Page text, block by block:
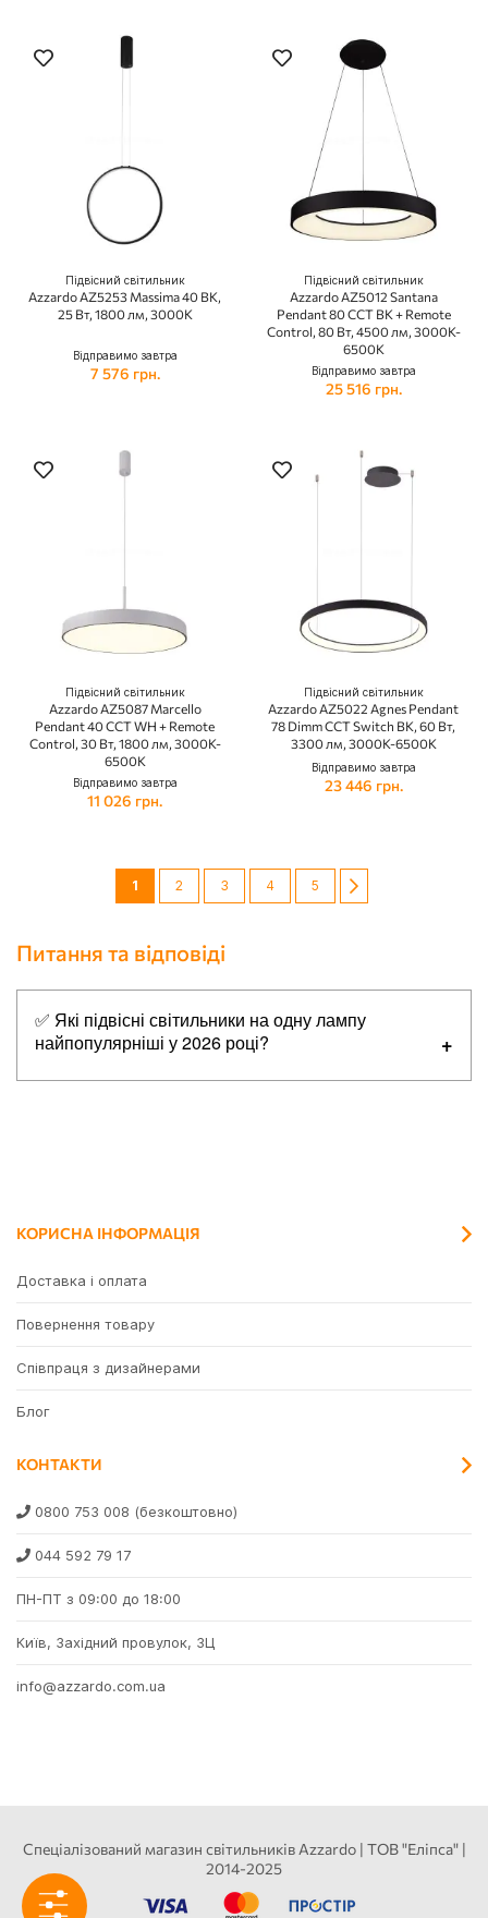
Підвісний світильник
Azzardo AZ5253 Massima 40 BK,
25 Вт, 1800 лм, 3000K
Відправимо завтра
7 576 грн.
Підвісний світильник
Azzardo AZ5012 Santana
Pendant 80 CCT BK + Remote
Control, 80 Вт, 4500 лм, 3000K-
6500K
Відправимо завтра
25 516 грн.
Підвісний світильник
Azzardo AZ5087 Marcello
Pendant 40 CCT WH + Remote
Control, 30 Вт, 1800 лм, 3000K-
6500K
Відправимо завтра
11 026 грн.
Підвісний світильник
Azzardo AZ5022 Agnes Pendant
78 Dimm CCT Switch BK, 60 Вт,
3300 лм, 3000K-6500K
Відправимо завтра
23 446 грн.
You're currently reading page
1 Сторінка
2 Сторінка
3 Сторінка
4 Сторінка
5 Сторінка
Далі
Питання та відповіді
✅ Які підвісні світильники на одну лампу
найпопулярніші у 2026 році?
✔Azzardo AZ5262 Francesca 80, 50 Вт, 3750 лм, 3000K
✔Azzardo AZ5261 Francesca 60, 37 Вт, 2770 лм, 3000K
КОРИСНА ІНФОРМАЦІЯ
Доставка і оплата
Повернення товару
Співпраця з дизайнерами
Блог
КОНТАКТИ
0800 753 008 (безкоштовно)
044 592 79 17
ПН-ПТ з 09:00 до 18:00
Київ, Західний провулок, 3Ц
info@azzardo.com.ua
Спеціалізований магазин світильників Azzardo | ТОВ "Еліпса" |
2014-2025